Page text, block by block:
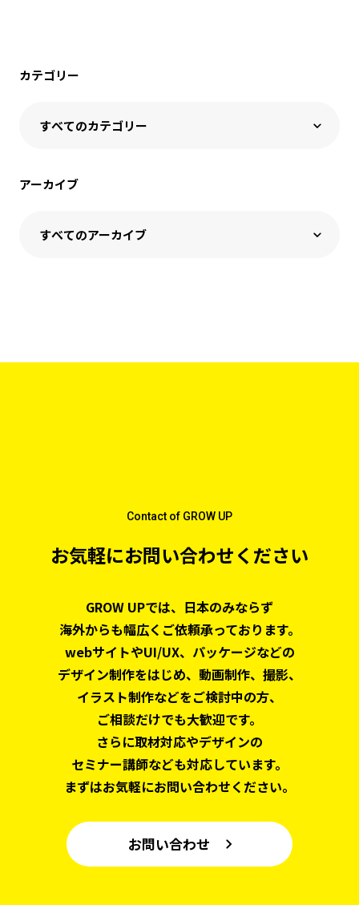
カテゴリー
アーカイブ
お気軽にお問い合わせください
Contact of GROW UP
GROW UPでは、日本のみならず
海外からも幅広くご依頼承っております。
webサイトやUI/UX、パッケージなどの
デザイン制作をはじめ、 動画制作、撮影、
イラスト制作などをご検討中の方、
ご相談だけでも大歓迎です。
さらに取材対応やデザインの
セミナー講師なども対応しています。
まずはお気軽にお問い合わせください。
お問い合わせ